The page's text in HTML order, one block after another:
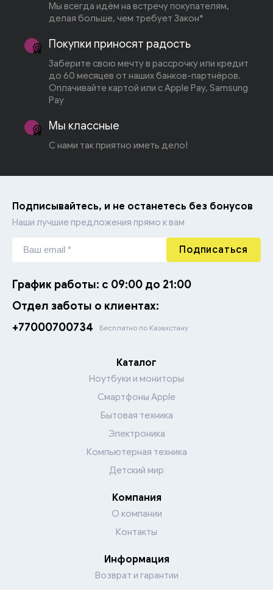
Мы всегда идём на встречу покупателям,
делая больше, чем требует Закон*
Покупки приносят радость
Заберите свою мечту в рассрочку или кредит
до 60 месяцев от наших банков-партнёров.
Оплачивайте картой или с Apple Pay, Samsung
Pay
Мы классные
С нами так приятно иметь дело!
Подписывайтесь, и не останетесь без бонусов
Наши лучшие предложения прямо к вам
Подписаться
График работы: с 09:00 до 21:00
Отдел заботы о клиентах:
+77000700734
Бесплатно по Казахстану
Каталог
Ноутбуки и мониторы
Смартфоны Apple
Бытовая техника
Электроника
Компьютерная техника
Детский мир
Компания
О компании
Контакты
Информация
Возврат и гарантии